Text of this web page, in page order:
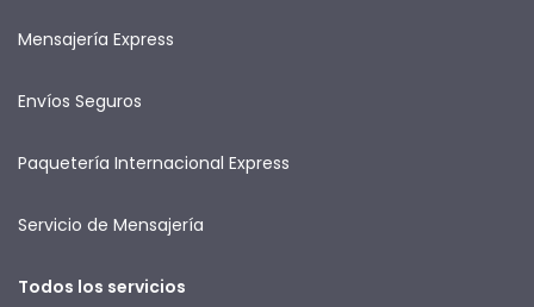
Mensajería Express
Envíos Seguros
Paquetería Internacional Express
Servicio de Mensajería
Todos los servicios